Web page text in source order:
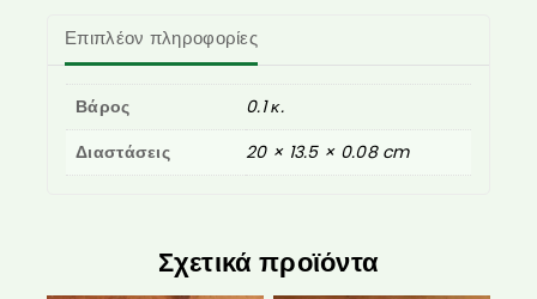
Επιπλέον πληροφορίες
Βάρος
0.1 κ.
Διαστάσεις
20 × 13.5 × 0.08 cm
Σχετικά προϊόντα